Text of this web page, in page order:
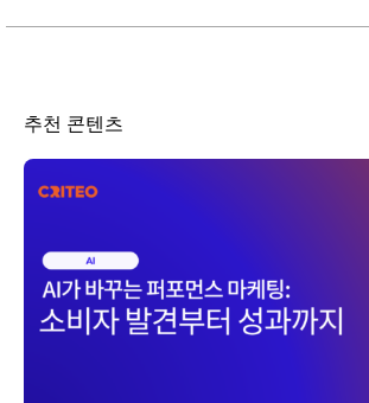
추천 콘텐츠